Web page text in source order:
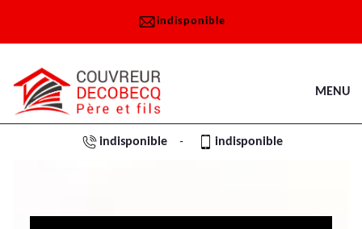
indisponible
MENU
indisponible - indisponible